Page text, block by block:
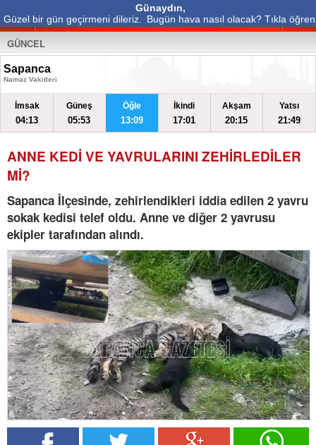
Günaydın,
Güzel bir gün geçirmeni dileriz.
Bugün hava nasıl olacak? Tıkla öğren
GÜNCEL
Sapanca
Namaz Vakitleri
İmsak
04:13
Güneş
05:53
Öğle
13:09
İkindi
17:01
Akşam
20:15
Yatsı
21:49
ANNE KEDİ VE YAVRULARINI ZEHİRLEDİLER
Mİ?
Sapanca İlçesinde, zehirlendikleri iddia edilen 2 yavru
sokak kedisi telef oldu. Anne ve diğer 2 yavrusu
ekipler tarafından alındı.